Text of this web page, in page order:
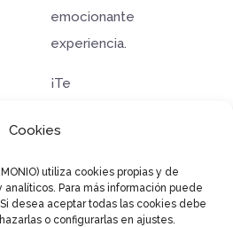
Cookies
utiliza cookies propias y de
Para más información puede
desea aceptar todas las cookies debe
o configurarlas en ajustes.
emocionante
experiencia.
¡Te
con
los
motores
encendidos!